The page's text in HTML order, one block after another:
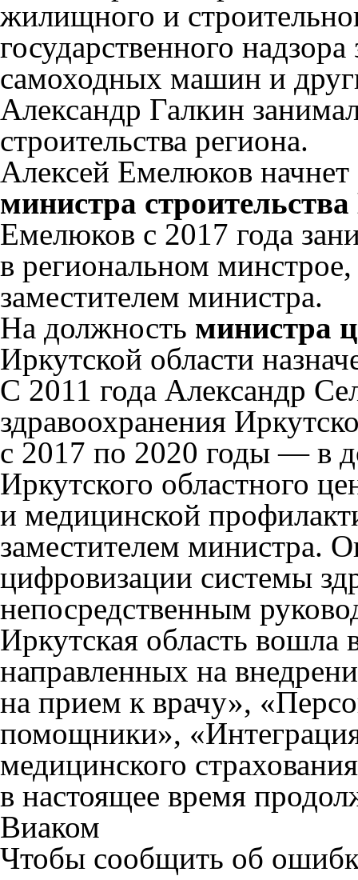
жилищного и
государственного
самоходных машин и
Александр Галкин
строительства региона.
Алексей Емелюков
министра
Емелюков с 2017 года
в региональном
заместителем министра.
На должность министра
Иркутской области
С 2011 года Александр
здравоохранения
с 2017 по 2020 годы — в
Иркутского областного
и медицинской
заместителем министра.
цифровизации системы
непосредственным
Иркутская область вошла
направленных на
на прием к врачу»,
помощники»,
медицинского
в настоящее время
Виаком
Чтобы сообщить об